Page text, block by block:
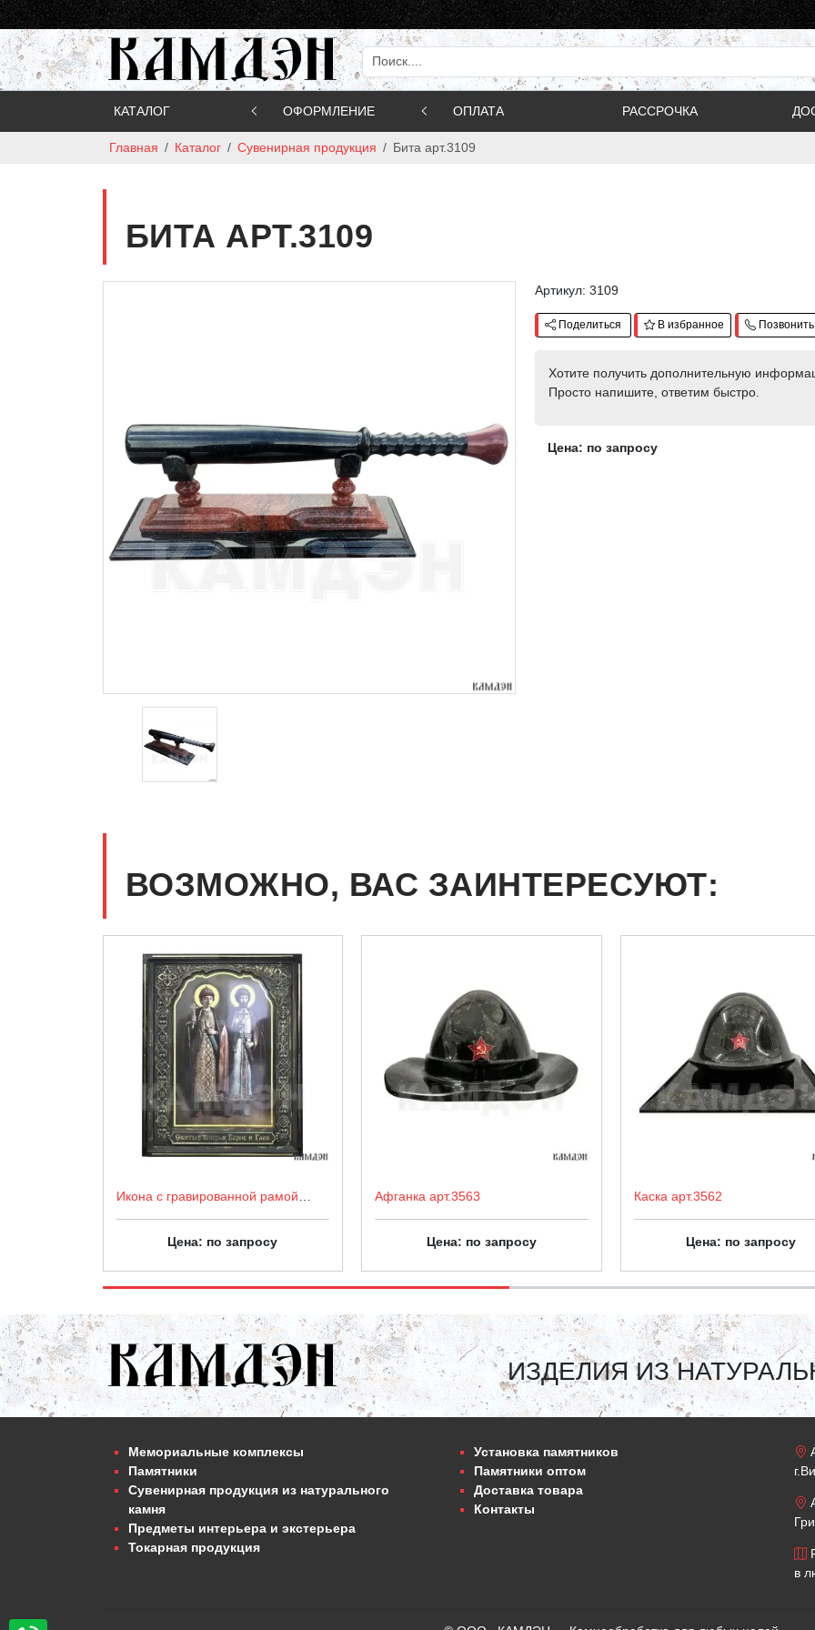
КАТАЛОГ ОФОРМЛЕНИЕ ОПЛАТА РАССРОЧКА
Главная Каталог Сувенирная продукция Бита арт.3109
БИТА АРТ.3109
Артикул: 3109
Поделиться В избранное Позвонить
Хотите получить дополнительную
Просто напишите, ответим быстро.
Цена: по запросу
ВОЗМОЖНО, ВАС ЗАИНТЕРЕСУЮТ:
Икона с гравированной рамой
арт.3454
Цена: по запросу
Афганка арт.3563
Цена: по запросу
Каска арт.3562
Цена: по запросу
ИЗДЕЛИЯ ИЗ
Мемориальные комплексы
Памятники
Сувенирная продукция из натурального
камня
Предметы интерьера и экстерьера
Токарная продукция
Установка памятников
Памятники оптом
Доставка товара
Контакты
в